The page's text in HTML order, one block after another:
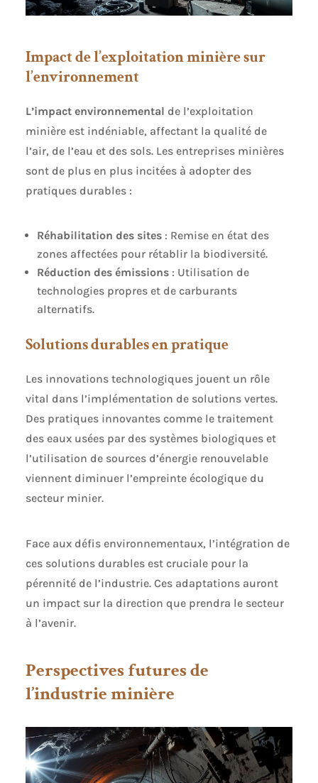
Impact de l’exploitation minière sur
l’environnement
L’impact environnemental de l’exploitation
minière est indéniable, affectant la qualité de
l’air, de l’eau et des sols. Les entreprises minières
sont de plus en plus incitées à adopter des
pratiques durables :
Réhabilitation des sites: Remise en état des
zones affectées pour rétablir la biodiversité.
Réduction des émissions: Utilisation de
technologies propres et de carburants
alternatifs.
Solutions durables en pratique
Les innovations technologiques jouent un rôle
vital dans l’implémentation de solutions vertes.
Des pratiques innovantes comme le traitement
des eaux usées par des systèmes biologiques et
l’utilisation de sources d’énergie renouvelable
viennent diminuer l’empreinte écologique du
secteur minier.
Face aux défis environnementaux, l’intégration de
ces solutions durables est cruciale pour la
pérennité de l’industrie. Ces adaptations auront
un impact sur la direction que prendra le secteur
à l’avenir.
Perspectives futures de
l’industrie minière